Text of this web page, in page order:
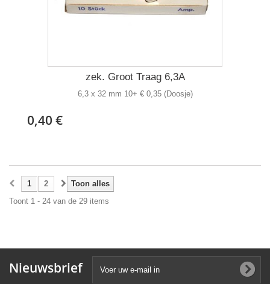
zek. Groot Traag 6,3A
6,3 x 32 mm 10+ € 0,35 (Doosje)
0,40 €
Toon alles
1
2
Toont 1 - 24 van de 29 items
Nieuwsbrief